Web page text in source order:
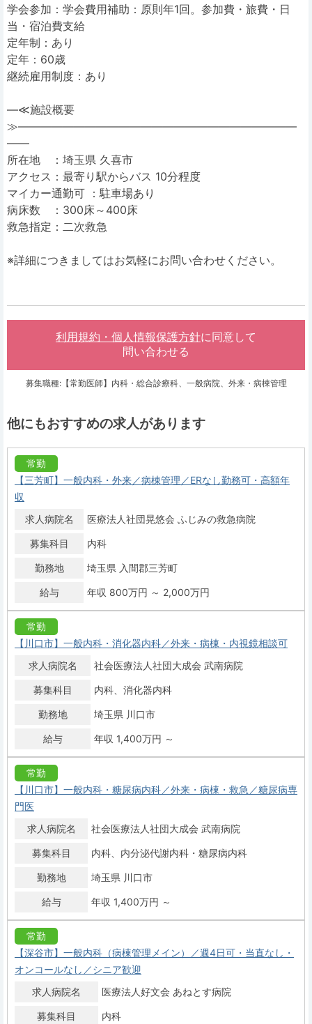
学会参加：学会費用補助：原則年1回。参加費・旅費・日
当・宿泊費支給
定年制：あり
定年：60歳
継続雇用制度：あり
―≪施設概要
≫―――――――――――――――――――――――――
――
所在地 ：埼玉県 久喜市
アクセス：最寄り駅からバス 10分程度
マイカー通勤可 ：駐車場あり
病床数 ：300床～400床
救急指定：二次救急
※詳細につきましてはお気軽にお問い合わせください。
利用規約・個人情報保護方針に同意して
問い合わせる
募集職種:【常勤医師】内科・総合診療科、一般病院、外来・病棟管理
他にもおすすめの求人があります
常勤
【三芳町】一般内科・外来／病棟管理／ERなし勤務可・高額年
収
求人病院名
医療法人社団晃悠会 ふじみの救急病院
募集科目 内科
勤務地 埼玉県 入間郡三芳町
給与 年収 800万円 ～ 2,000万円
常勤
【川口市】一般内科・消化器内科／外来・病棟・内視鏡相談可
求人病院名
社会医療法人社団大成会 武南病院
募集科目 内科 消化器内科
勤務地 埼玉県 川口市
給与 年収 1,400万円 ～
常勤
【川口市】一般内科・糖尿病内科／外来・病棟・救急／糖尿病専
門医
求人病院名
社会医療法人社団大成会 武南病院
募集科目 内科 内分泌代謝内科・糖尿病内科
勤務地 埼玉県 川口市
給与 年収 1,400万円 ～
常勤
【深谷市】一般内科（病棟管理メイン）／週4日可・当直なし・
オンコールなし／シニア歓迎
求人病院名
医療法人好文会 あねとす病院
募集科目 内科